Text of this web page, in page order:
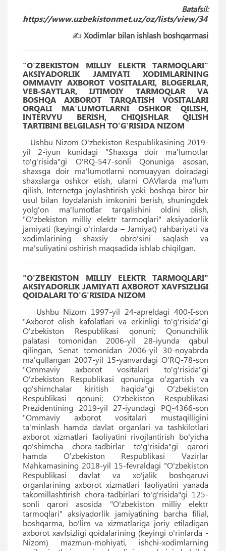
Batafsil:
https://www.uzbekistonmet.uz/oz/lists/view/34
✍️ Xodimlar bilan ishlash boshqarmasi
"O'ZBEKISTON MILLIY ELEKTR TARMOQLARI"
AKSIYADORLIK JAMIYATI XODIMLARINING
OMMAVIY AXBOROT VOSITALARI, BLOGERLAR,
VEB-SAYTLAR, IJTIMOIY TARMOQLAR VA
BOSHQA AXBOROT TARQATISH VOSITALARI
ORQALI MA'LUMOTLARNI OSHKOR QILISH,
INTERVYU BERISH, CHIQISHLAR QILISH
TARTIBINI BELGILASH TO'G'RISIDA NIZOM
Ushbu Nizom O'zbekiston Respublikasining 2019-
yil 2-iyun kunidagi "Shaxsga doir ma'lumotlar
to'g'risida"gi O'RQ-547-sonli Qonuniga asosan,
shaxsga doir ma'lumotlarni nomuayyan doiradagi
shaxslarga oshkor etish, ularni OAVlarda ma'lum
qilish, Internetga joylashtirish yoki boshqa biror-bir
usul bilan foydalanish imkonini berish, shuningdek
yolg'on ma'lumotlar tarqalishini oldini olish,
"O'zbekiston milliy elektr tarmoqlari" aksiyadorlik
jamiyati (keyingi o'rinlarda – Jamiyat) rahbariyati va
xodimlarining shaxsiy obro'sini saqlash va
ma'suliyatini oshirish maqsadida ishlab chiqilgan.
"O'ZBEKISTON MILLIY ELEKTR TARMOQLARI"
AKSIYADORLIK JAMIYATI AXBOROT XAVFSIZLIGI
QOIDALARI TO'G'RISIDA NIZOM
Ushbu Nizom 1997-yil 24-apreldagi 400-I-son
"Axborot olish kafolatlari va erkinligi to'g'risida"gi
O'zbekiston Respublikasi qonuni; Qonunchilik
palatasi tomonidan 2006-yil 28-iyunda qabul
qilingan, Senat tomonidan 2006-yil 30-noyabrda
ma'qullangan 2007-yil 15-yanvardagi O'RQ-78-son
"Ommaviy axborot vositalari to'g'risida"gi
O'zbekiston Respublikasi qonuniga o'zgartish va
qo'shimchalar kiritish haqida"gi O'zbekiston
Respublikasi qonuni; O'zbekiston Respublikasi
Prezidentining 2019-yil 27-iyundagi PQ-4366-son
"Ommaviy axborot vositalari mustaqilligini
ta'minlash hamda davlat organlari va tashkilotlari
axborot xizmatlari faoliyatini rivojlantirish bo'yicha
qo'shimcha chora-tadbirlar to'g'risida"gi qarori
hamda O'zbekiston Respublikasi Vazirlar
Mahkamasining 2018-yil 15-fevraldagi "O'zbekiston
Respublikasi davlat va xo'jalik boshqaruvi
organlarining axborot xizmatlari faoliyatini yanada
takomillashtirish chora-tadbirlari to'g'risida"gi 125-
sonli qarori asosida "O'zbekiston milliy elektr
tarmoqlari" aksiyadorlik jamiyatining barcha filial,
boshqarma, bo'lim va xizmatlariga joriy etiladigan
axborot xavfsizligi qoidalarining (keyingi o'rinlarda -
Nizom) mazmun-mohiyati, ishchi-xodimlarning